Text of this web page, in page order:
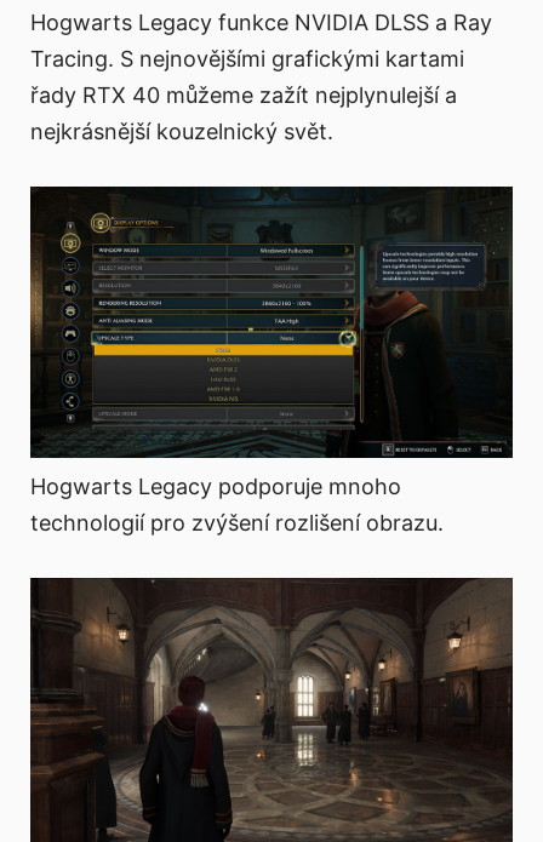
Hogwarts Legacy funkce NVIDIA DLSS a Ray
Tracing. S nejnovějšími grafickými kartami
řady RTX 40 můžeme zažít nejplynulejší a
nejkrásnější kouzelnický svět.
Hogwarts Legacy podporuje mnoho
technologií pro zvýšení rozlišení obrazu.